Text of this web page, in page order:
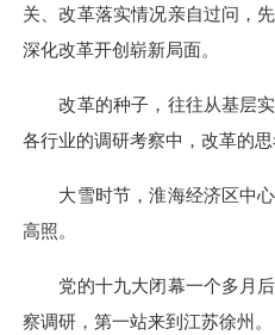
关、改革落实情况亲自过问，
深化改革开创崭新局面。
改革的种子，往往从基层实
各行业的调研考察中，改革的思
大雪时节，淮海经济区中心
高照。
党的十九大闭幕一个多月后
察调研，第一站来到江苏徐州。